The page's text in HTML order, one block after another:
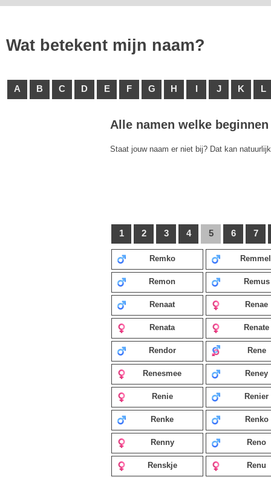
Wat betekent mijn naam?
A B C D E F G H J K L
Alle namen welke
Staat jouw naam er niet bij? Dat kan
1 2 3 4 5 6 7
Remko
Remon Remus
Renaat Renae
Renata Renate
Rendor Rene
Renesmee Reney
Renie Renier
Renke Renko
Renny Reno
Renskje Renu